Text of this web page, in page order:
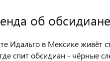
об
Идальго в Мексике живёт
спит обсидиан - чёрные